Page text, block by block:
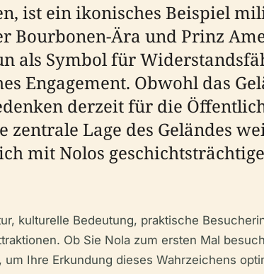
ist ein ikonisches Beispiel
Bourbonen-Ära und Prinz
als Symbol für
Engagement. Obwohl das
derzeit für die
zentrale Lage des Geländes
mit Nolos
kulturelle Bedeutung, praktische
Ob Sie Nola zum ersten Mal
Ihre Erkundung dieses Wahrzeichens